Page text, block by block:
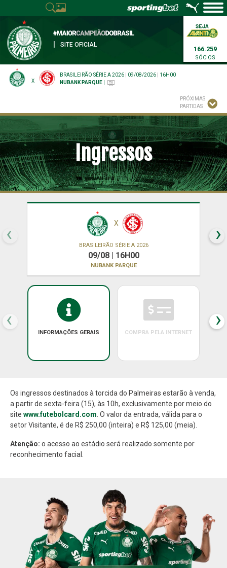
SITE OFICIAL
166.259
SÓCIOS
X
BRASILEIRÃO SÉRIE A 2026 09/08/2026
16H00
NUBANK PARQUE
PRÓXIMAS
PARTIDAS
Ingressos
X
BRASILEIRÃO SÉRIE A 2026
09/08 | 16H00
NUBANK PARQUE
‹ ›
INFORMAÇÕES GERAIS COMPRA PELA INTERNET
‹ ›
Os ingressos destinados à torcida do Palmeiras estarão à venda,
a partir de sexta-feira (15), às 10h, exclusivamente por meio do
site www.futebolcard.com . O valor da entrada, válida para o
setor Visitante, é de R$ 250,00 (inteira) e R$ 125,00 (meia).
Atenção: o acesso ao estádio será realizado somente por
reconhecimento facial.